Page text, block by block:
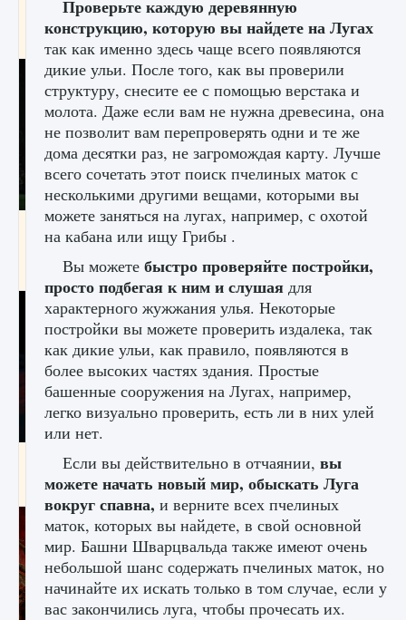
игре Creatures of Ava
9 августа 2024
Как исправить ошибку EA FC 25 beta,
которая не работает
9 августа 2024 1 370 0 0
Как создавать предметы в Creatures of Ava
9 августа 2024 1 266 0 0
Проверьте каждую деревянную
конструкцию, которую вы найдете на Лугах
так как именно здесь чаще всего появляются
дикие ульи. После того, как вы проверили
структуру, снесите ее с помощью верстака и
молота. Даже если вам не нужна древесина, она
не позволит вам перепроверять одни и те же
дома десятки раз, не загромождая карту. Лучше
всего сочетать этот поиск пчелиных маток с
несколькими другими вещами, которыми вы
можете заняться на лугах, например, с охотой
на кабана или ищу Грибы .
Вы можете быстро проверяйте постройки,
просто подбегая к ним и слушая для
характерного жужжания улья. Некоторые
постройки вы можете проверить издалека, так
как дикие ульи, как правило, появляются в
более высоких частях здания. Простые
башенные сооружения на Лугах, например,
легко визуально проверить, есть ли в них улей
или нет.
Если вы действительно в отчаянии, вы
можете начать новый мир, обыскать Луга
вокруг спавна, и верните всех пчелиных
маток, которых вы найдете, в свой основной
мир. Башни Шварцвальда также имеют очень
небольшой шанс содержать пчелиных маток, но
начинайте их искать только в том случае, если у
вас закончились луга, чтобы прочесать их.